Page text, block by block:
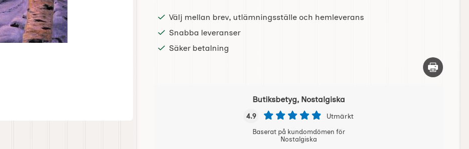
Välj mellan brev, utlämningsställe och hemleverans
Snabba leveranser
Säker betalning
Skriv ut
Butiksbetyg, Nostalgiska
4.9 Utmärkt
Baserat på kundomdömen för
Nostalgiska